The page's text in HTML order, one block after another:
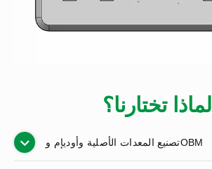
لماذا تختارنا؟
تصنيع المعدات الأصلية وأوديإم وOBM